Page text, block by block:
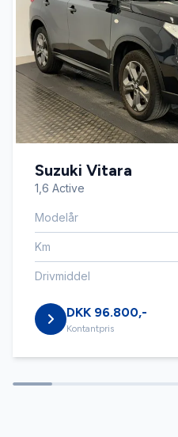
Automatisk fjernlys
Automatisk lys
Automatisk
Automatisk
Blind vinkel detektion
Buet lys
DAB+ radio
Suzuki Vitara
1,6 Active
Modelår
Km
Drivmiddel
DKK 96.800,-
Kontantpris